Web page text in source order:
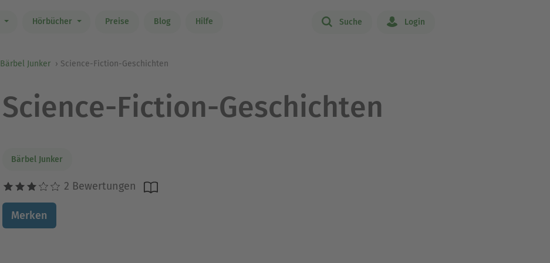
Hörbücher Preise Blog Hilfe Suche Login
Bärbel Junker Science-Fiction-Geschichten
Science-Fiction-Geschichten
Bärbel Junker
2 Bewertungen
Merken